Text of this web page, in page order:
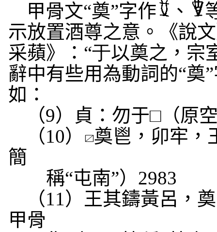
甲骨文“奠”字作
、
示放置酒尊之意。《說
采蘋》：“于以奠之，宗
辭中有些用為動詞的“奠
如：
（9）貞：勿于□（原
（10）
奠鬯，卯牢，
簡
稱“屯南”） 2983
（11）王其鑄黃呂，奠
甲骨